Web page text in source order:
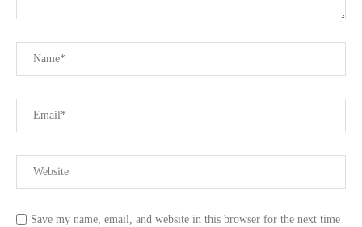
Save my name, email, and website in this browser for the next time